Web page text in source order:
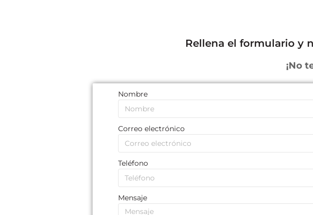
Rellena el formulario y
¡No
Nombre
Correo electrónico
Teléfono
Mensaje